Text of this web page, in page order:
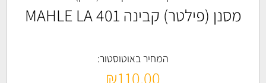
מסנן (פילטר) קבינה MAHLE LA 401
המחיר באוטוסטור:
₪110.00